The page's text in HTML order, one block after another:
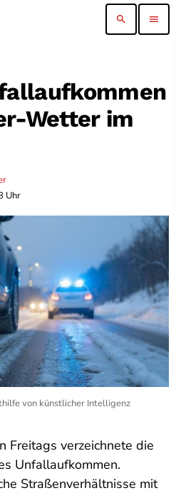
search menu
Wetter im
Uhr
von künstlicher Intelligenz
Freitags verzeichnete die
Unfallaufkommen.
Straßenverhältnisse mit